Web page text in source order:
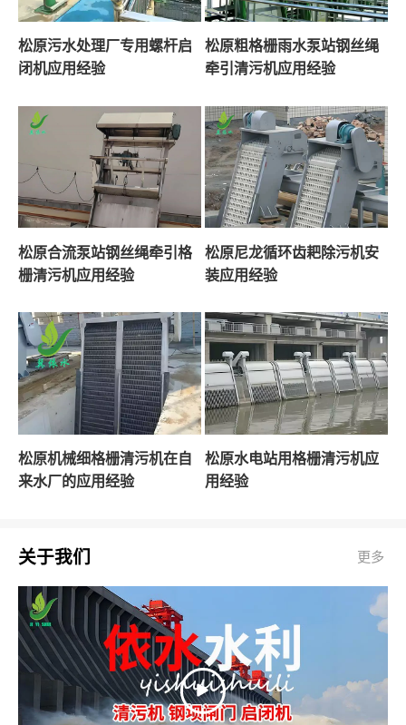
松原污水处理厂专用螺杆启
闭机应用经验
松原粗格栅雨水泵站钢丝绳
牵引清污机应用经验
松原合流泵站钢丝绳牵引格
栅清污机应用经验
松原尼龙循环齿耙除污机安
装应用经验
松原机械细格栅清污机在自
来水厂的应用经验
松原水电站用格栅清污机应
用经验
关于我们 更多